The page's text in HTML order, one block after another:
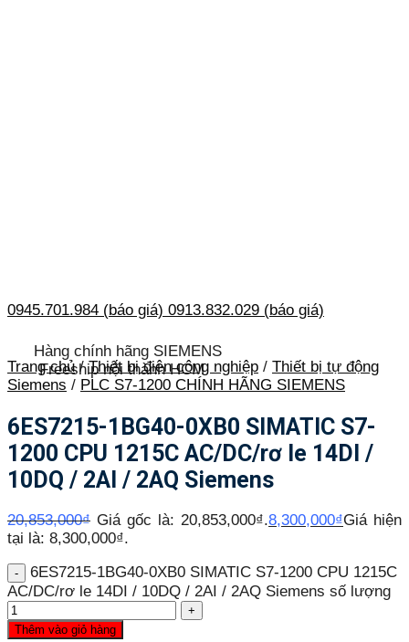
0945.701.984 (báo giá) 0913.832.029 (báo giá)
Hàng chính hãng SIEMENS
Freeship nội thành HCM
Trang chủ / Thiết bị điện công nghiệp / Thiết bị tự động
Siemens / PLC S7-1200 CHÍNH HÃNG SIEMENS
6ES7215-1BG40-0XB0 SIMATIC S7-
1200 CPU 1215C AC/DC/rơ le 14DI /
10DQ / 2AI / 2AQ Siemens
20,853,000₫ Giá gốc là: 20,853,000₫.8,300,000₫Giá hiện
tại là: 8,300,000₫.
6ES7215-1BG40-0XB0 SIMATIC S7-1200 CPU 1215C
AC/DC/rơ le 14DI / 10DQ / 2AI / 2AQ Siemens số lượng
Thêm vào giỏ hàng